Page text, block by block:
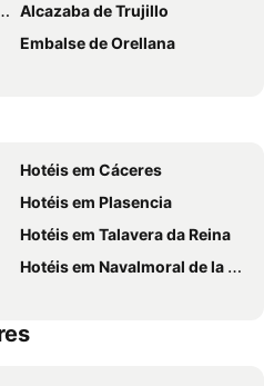
Alcazaba de Trujillo
Embalse de Orellana
Hotéis em Cáceres
Hotéis em Plasencia
Hotéis em Talavera da Reina
Hotéis em Navalmoral de la Mata